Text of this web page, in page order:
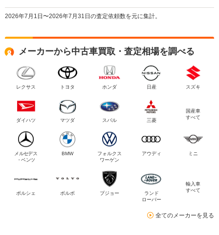
2026年7月1日〜2026年7月31日の査定依頼数を元に集計。
メーカーから中古車買取・査定相場を調べる
レクサス トヨタ ホンダ 日産 スズキ
ダイハツ マツダ スバル 三菱
国産車
すべて
メルセデス
・ベンツ
BMW
フォルクス
ワーゲン
アウディ ミニ
ポルシェ ボルボ プジョー
ランド
ローバー
輸入車
すべて
全てのメーカーを見る